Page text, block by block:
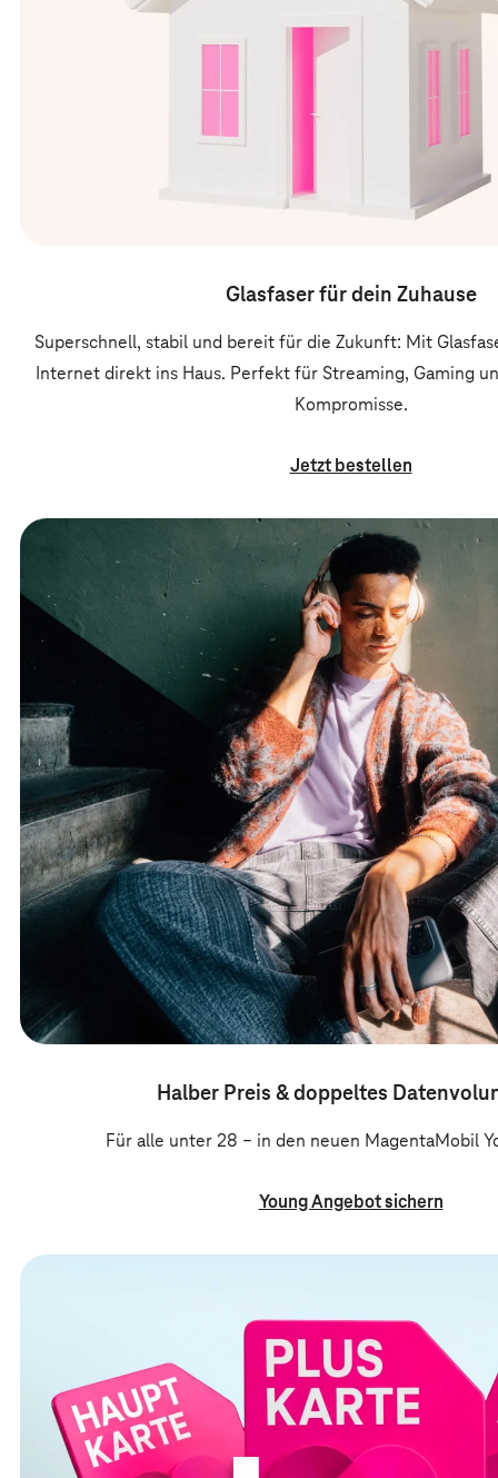
Glasfaser für dein Zuhause
Superschnell, stabil und bereit für die Zukunft: Mit
Internet direkt ins Haus. Perfekt für Streaming, Gaming
Kompromisse.
Jetzt bestellen
Halber Preis & doppeltes
Für alle unter 28 – in den neuen MagentaMobil
Young Angebot sichern